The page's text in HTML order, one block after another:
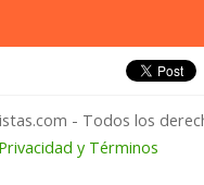
Kushnir DMD:
- Todos los
Privacidad y Términos